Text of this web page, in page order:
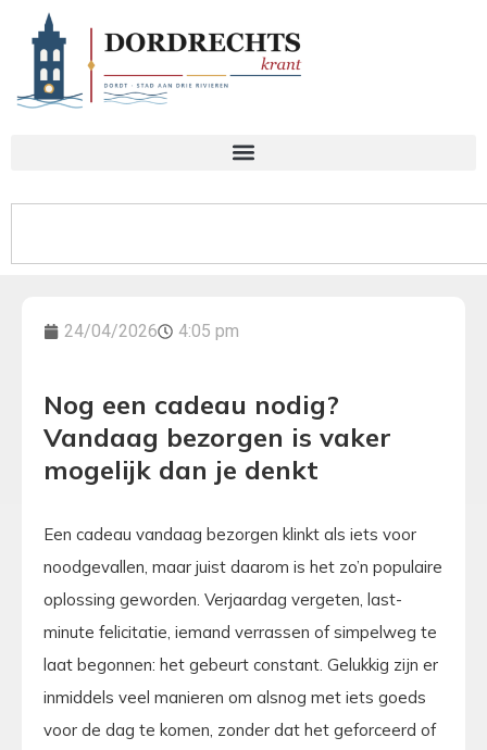
24/04/2026 4:05 pm
Nog een cadeau nodig?
Vandaag bezorgen is vaker
mogelijk dan je denkt
Een cadeau vandaag bezorgen klinkt als iets voor
noodgevallen, maar juist daarom is het zo’n populaire
oplossing geworden. Verjaardag vergeten, last-
minute felicitatie, iemand verrassen of simpelweg te
laat begonnen: het gebeurt constant. Gelukkig zijn er
inmiddels veel manieren om alsnog met iets goeds
voor de dag te komen, zonder dat het geforceerd of